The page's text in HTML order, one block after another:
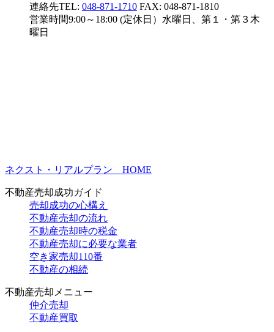
連絡先TEL: 048-871-1710 FAX: 048-871-1810
営業時間9:00～18:00 (定休日）水曜日、第１・第３木
曜日
ネクスト・リアルプラン HOME
不動産売却成功ガイド
売却成功の心構え
不動産売却の流れ
不動産売却時の税金
不動産売却に必要な業者
空き家売却110番
不動産の相続
不動産売却メニュー
仲介売却
不動産買取